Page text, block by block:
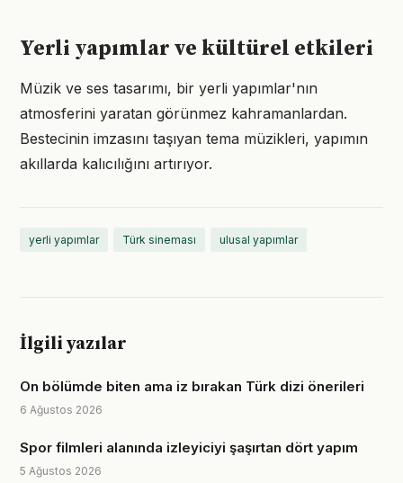
Yerli yapımlar ve kültürel etkileri
Müzik ve ses tasarımı, bir yerli yapımlar'nın
atmosferini yaratan görünmez kahramanlardan.
Bestecinin imzasını taşıyan tema müzikleri, yapımın
akıllarda kalıcılığını artırıyor.
yerli yapımlar Türk sineması ulusal yapımlar
İlgili yazılar
On bölümde biten ama iz bırakan Türk dizi önerileri
6 Ağustos 2026
Spor filmleri alanında izleyiciyi şaşırtan dört yapım
5 Ağustos 2026